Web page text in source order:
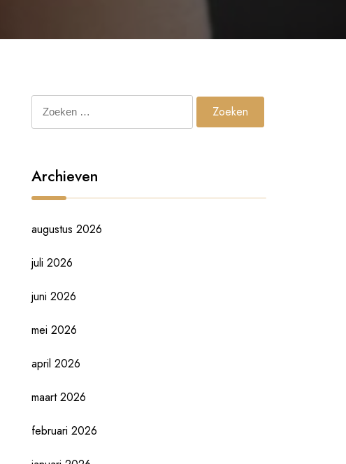
Zoeken
naar:
Archieven
augustus 2026
juli 2026
juni 2026
mei 2026
april 2026
maart 2026
februari 2026